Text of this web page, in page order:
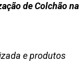
de Colchão na
e produtos